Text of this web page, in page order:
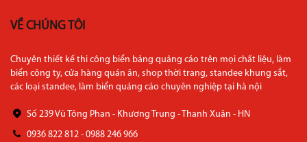
VỀ CHÚNG TÔI
Chuyên thiết kế thi công biển bảng quảng cáo trên mọi chất liệu, làm
biển công ty, cửa hàng quán ăn, shop thời trang, standee khung sắt,
các loại standee, làm biển quảng cáo chuyên nghiệp tại hà nội
Số 239 Vũ Tông Phan - Khương Trung - Thanh Xuân - HN
0936 822 812 - 0988 246 966